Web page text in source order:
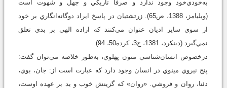
به‌خودي‌خود وجود ندارد و صرفاً تاريکي و جهل و شهوت است
(ويليامز، 1388، ص65). زرتشتيان در پاسخ ايراد دوگانه‌انگاري بر خود
از سوي ساير اديان عنوان مي‌کنند که اراده الهي بر بدي تعلق
نمي‌گيرد (دينکرد، 1381، ج3، کرده50، 94).
درخصوص انسان‌شناسي متون پهلوي، به‌طور خلاصه مي‌توان گفت:
پنج نيروي مينوي در انسان وجود دارد که عبارت است از: جان، بوي،
دئنا، روان و فروشي. «روان» که گزينش خوب و بد بر عهده اوست،